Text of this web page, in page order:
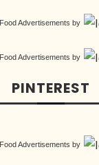
Food Advertisements by
Food Advertisements by
PINTEREST
Food Advertisements by